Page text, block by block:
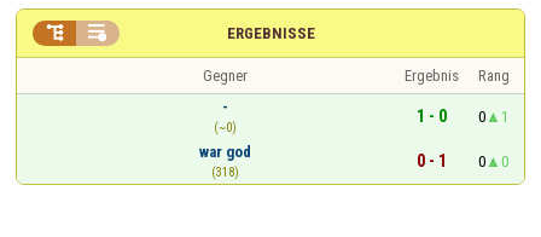
ERGEBNISSE
 
Gegner Ergebnis
Rang
-
(~0)
1 - 0 0
1
war god
(318)
0 - 1 0 0